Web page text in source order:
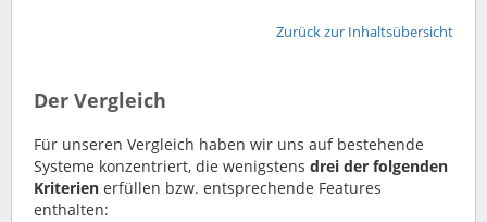
Zurück zur Inhaltsübersicht
Der Vergleich
Für unseren Vergleich haben wir uns auf bestehende
Systeme konzentriert, die wenigstens drei der folgenden
Kriterien erfüllen bzw. entsprechende Features
enthalten: